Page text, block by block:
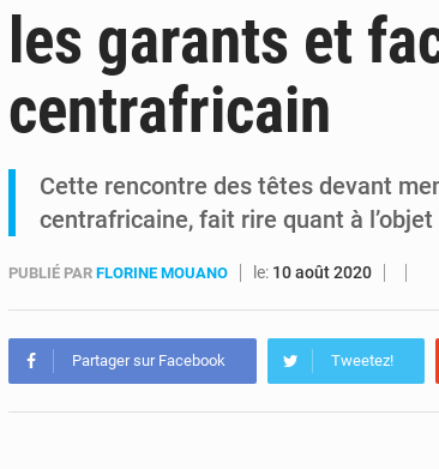
6 août 2026 Kinshasa : Le
6 août 2026
les garants et
centrafricain
Cette rencontre des têtes devant
centrafricaine, fait rire quant à
PUBLIÉ PAR FLORINE MOUANO le: 10 août 2020
Partager sur Facebook Tweetez!